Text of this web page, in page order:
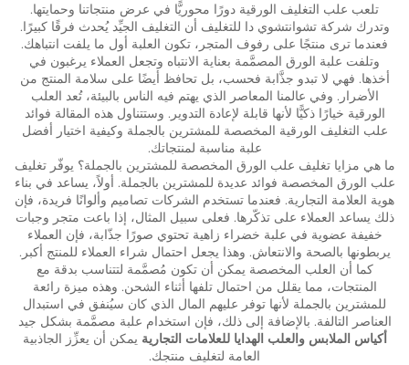
تلعب علب التغليف الورقية دورًا محوريًّا في عرض منتجاتنا وحمايتها.
وتدرك شركة تشوانتشوي دا للتغليف أن التغليف الجيِّد يُحدث فرقًا كبيرًا.
فعندما ترى منتجًا على رفوف المتجر، تكون العلبة أول ما يلفت انتباهك.
وتلفت علبة الورق المصمَّمة بعناية الانتباه وتجعل العملاء يرغبون في
أخذها. فهي لا تبدو جذَّابة فحسب، بل تحافظ أيضًا على سلامة المنتج من
الأضرار. وفي عالمنا المعاصر الذي يهتم فيه الناس بالبيئة، تُعد العلب
الورقية خيارًا ذكيًّا لأنها قابلة لإعادة التدوير. وستتناول هذه المقالة فوائد
علب التغليف الورقية المخصصة للمشترين بالجملة وكيفية اختيار أفضل
علبة مناسبة لمنتجاتك.
ما هي مزايا تغليف علب الورق المخصصة للمشترين بالجملة؟ يوفّر تغليف
علب الورق المخصصة فوائد عديدة للمشترين بالجملة. أولاً، يساعد في بناء
هوية العلامة التجارية. فعندما تستخدم الشركات تصاميم وألوانًا فريدة، فإن
ذلك يساعد العملاء على تذكّرها. فعلى سبيل المثال، إذا باعت متجر وجبات
خفيفة عضوية في علبة خضراء زاهية تحتوي صورًا جذّابة، فإن العملاء
يربطونها بالصحة والانتعاش. وهذا يجعل احتمال شراء العملاء للمنتج أكبر.
كما أن العلب المخصصة يمكن أن تكون مُصمَّمة لتتناسب بدقة مع
المنتجات، مما يقلل من احتمال تلفها أثناء الشحن. وهذه ميزة رائعة
للمشترين بالجملة لأنها توفر عليهم المال الذي كان سيُنفق في استبدال
العناصر التالفة. بالإضافة إلى ذلك، فإن استخدام علبة مصمَّمة بشكل جيد
أكياس الملابس والعلب الهدايا للعلامات التجارية يمكن أن يعزِّز الجاذبية
العامة لتغليف منتجك.